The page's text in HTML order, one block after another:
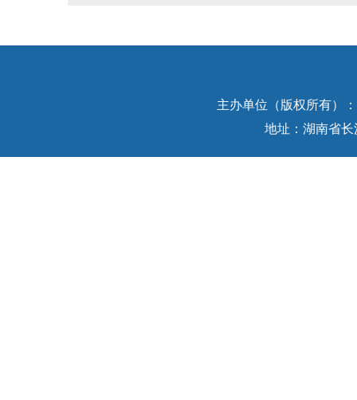
主办单位（版权所有）
地址：湖南省